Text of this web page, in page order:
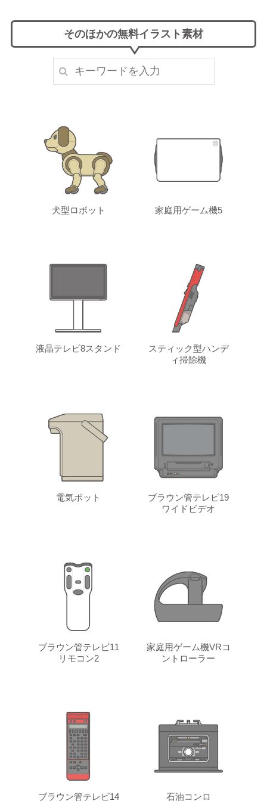
そのほかの無料イラスト素材
犬型ロボット 家庭用ゲーム機5
液晶テレビ8スタンド
スティック型ハンデ
ィ掃除機
電気ポット
ブラウン管テレビ19
ワイドビデオ
ブラウン管テレビ11
リモコン2
家庭用ゲーム機VRコ
ントローラー
ブラウン管テレビ14 石油コンロ